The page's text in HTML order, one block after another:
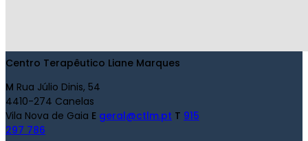
Centro Terapêutico Liane Marques
M Rua Júlio Dinis, 54
4410-274 Canelas
Vila Nova de Gaia E geral@ctlm.pt T 915
297 786